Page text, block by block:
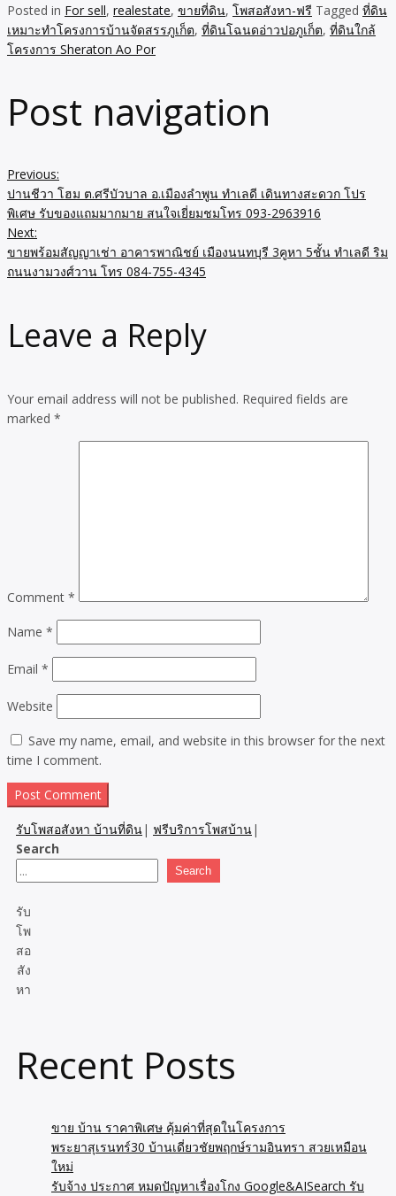
Posted in For sell, realestate, ขายที่ดิน, โพสอสังหา-ฟรี Tagged ที่ดิน
เหมาะทำโครงการบ้านจัดสรรภูเก็ต, ที่ดินโฉนดอ่าวปอภูเก็ต, ที่ดินใกล้
โครงการ Sheraton Ao Por
Post navigation
Previous:
ปานชีวา โฮม ต.ศรีบัวบาล อ.เมืองลำพูน ทำเลดี เดินทางสะดวก โปร
พิเศษ รับของแถมมากมาย สนใจเยี่ยมชมโทร 093-2963916
Next:
ขายพร้อมสัญญาเช่า อาคารพาณิชย์ เมืองนนทบุรี 3คูหา 5ชั้น ทำเลดี ริม
ถนนงามวงศ์วาน โทร 084-755-4345
Leave a Reply
Your email address will not be published. Required fields are
marked *
Comment *
Name *
Email *
Website
Save my name, email, and website in this browser for the next
time I comment.
รับโพสอสังหา บ้านที่ดิน| ฟรีบริการโพสบ้าน|
Search
Search
รับ
โพ
สอ
สัง
หา
Recent Posts
ขาย บ้าน ราคาพิเศษ คุ้มค่าที่สุดในโครงการ
พระยาสุเรนทร์30 บ้านเดี่ยวชัยพฤกษ์รามอินทรา สวยเหมือน
ใหม่
รับจ้าง ประกาศ หมดปัญหาเรื่องโกง Google&AISearch รับ